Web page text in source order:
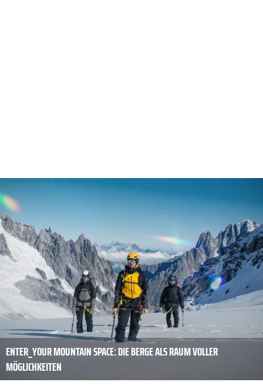
ENTER_YOUR MOUNTAIN SPACE: DIE BERGE ALS RAUM VOLLER
MÖGLICHKEITEN